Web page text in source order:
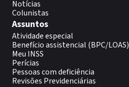
Notícias
Colunistas
Assuntos
Atividade especial
Benefício assistencial (BPC/LOAS)
Meu INSS
Perícias
Pessoas com deficiência
Revisões Previdenciárias